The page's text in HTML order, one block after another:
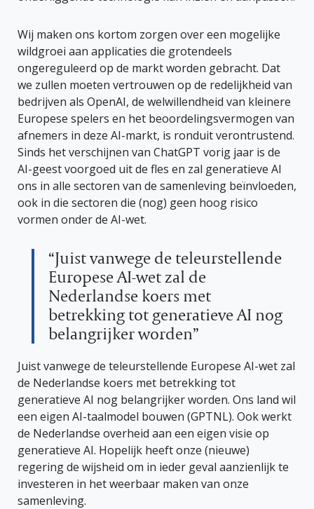
Wij maken ons kortom zorgen over een mogelijke
wildgroei aan applicaties die grotendeels
ongereguleerd op de markt worden gebracht. Dat
we zullen moeten vertrouwen op de redelijkheid van
bedrijven als OpenAI, de welwillendheid van kleinere
Europese spelers en het beoordelingsvermogen van
afnemers in deze AI-markt, is ronduit verontrustend.
Sinds het verschijnen van ChatGPT vorig jaar is de
AI-geest voorgoed uit de fles en zal generatieve AI
ons in alle sectoren van de samenleving beïnvloeden,
ook in die sectoren die (nog) geen hoog risico
vormen onder de AI-wet.
“Juist vanwege de teleurstellende
Europese AI-wet zal de
Nederlandse koers met
betrekking tot generatieve AI nog
belangrijker worden”
Juist vanwege de teleurstellende Europese AI-wet zal
de Nederlandse koers met betrekking tot
generatieve AI nog belangrijker worden. Ons land wil
een eigen AI-taalmodel bouwen (GPTNL). Ook werkt
de Nederlandse overheid aan een eigen visie op
generatieve AI. Hopelijk heeft onze (nieuwe)
regering de wijsheid om in ieder geval aanzienlijk te
investeren in het weerbaar maken van onze
samenleving.